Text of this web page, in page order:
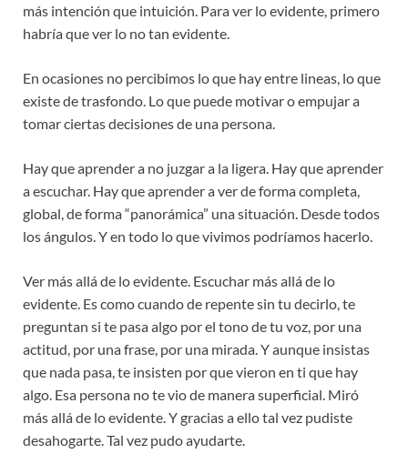
más intención que intuición. Para ver lo evidente, primero
habría que ver lo no tan evidente.
En ocasiones no percibimos lo que hay entre lineas, lo que
existe de trasfondo. Lo que puede motivar o empujar a
tomar ciertas decisiones de una persona.
Hay que aprender a no juzgar a la ligera. Hay que aprender
a escuchar. Hay que aprender a ver de forma completa,
global, de forma “panorámica” una situación. Desde todos
los ángulos. Y en todo lo que vivimos podríamos hacerlo.
Ver más allá de lo evidente. Escuchar más allá de lo
evidente. Es como cuando de repente sin tu decirlo, te
preguntan si te pasa algo por el tono de tu voz, por una
actitud, por una frase, por una mirada. Y aunque insistas
que nada pasa, te insisten por que vieron en ti que hay
algo. Esa persona no te vio de manera superficial. Miró
más allá de lo evidente. Y gracias a ello tal vez pudiste
desahogarte. Tal vez pudo ayudarte.